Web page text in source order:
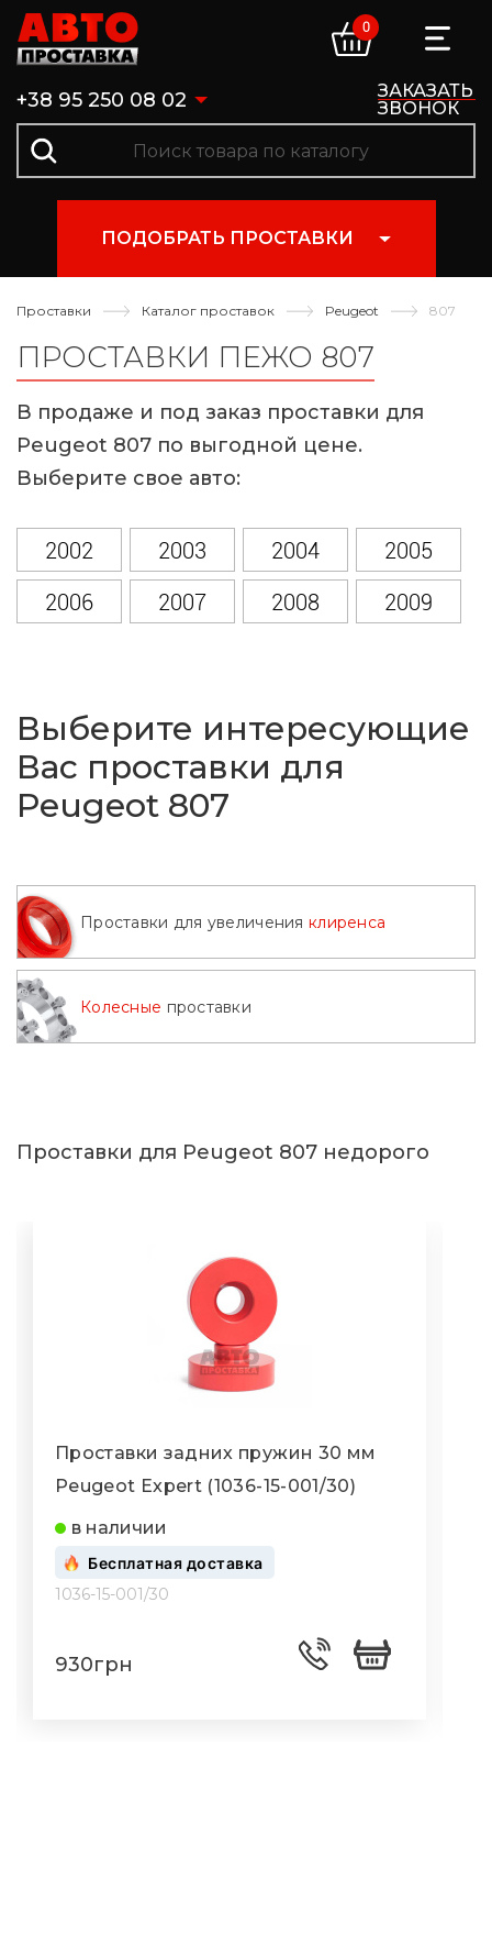
+38 95 250 08 02
ЗАКАЗАТЬ
ЗВОНОК
0
ПОДОБРАТЬ ПРОСТАВКИ
Проставки Каталог проставок Peugeot 807
ПРОСТАВКИ ПЕЖО 807
В продаже и под заказ проставки для
Peugeot 807 по выгодной цене.
Выберите свое авто:
2002 2003 2004
2005
2006
2007 2008
2009
Выберите интересующие
Вас проставки для
Peugeot 807
Проставки для увеличения клиренса
Колесные проставки
Проставки для Peugeot 807 недорого
Проставки задних пружин 30 мм
Peugeot Expert (1036-15-001/30)
в наличии
Бесплатная доставка
1036-15-001/30
930грн